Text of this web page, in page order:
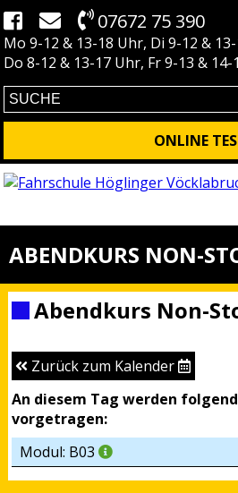
07672 75 390
Mo 9-12 & 13-18 Uhr, Di 9-12 &
Do 8-12 & 13-17 Uhr, Fr 9-13 &
ONLINE
ABENDKURS NON-
Abendkurs Non-
Zurück zum Kalender
An diesem Tag werden
vorgetragen:
Modul: B03